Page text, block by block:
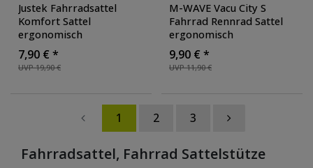
Justek Fahrradsattel
Komfort Sattel
ergonomisch
Komfortsattel Citybike
Klapprad E-Bike
blau
UVP 19,90 €
7,90 € *
M-WAVE Vacu City S
Fahrrad Rennrad Sattel
ergonomisch
Rennradsattel Trekking
Tour Bike Cityrad
Komfort
UVP 11,90 €
9,90 € *
1 2 3
Fahrradsattel, Fahrrad Sattelstütze